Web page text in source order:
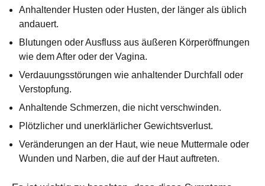
Anhaltender Husten oder Husten, der länger als üblich
andauert.
Blutungen oder Ausfluss aus äußeren Körperöffnungen
wie dem After oder der Vagina.
Verdauungsstörungen wie anhaltender Durchfall oder
Verstopfung.
Anhaltende Schmerzen, die nicht verschwinden.
Plötzlicher und unerklärlicher Gewichtsverlust.
Veränderungen an der Haut, wie neue Muttermale oder
Wunden und Narben, die auf der Haut auftreten.